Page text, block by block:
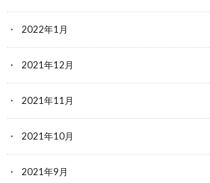
2022年1月
2021年12月
2021年11月
2021年10月
2021年9月